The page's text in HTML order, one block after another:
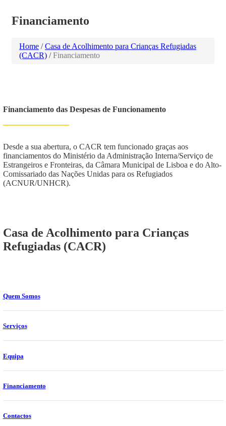
Financiamento
Home / Casa de Acolhimento para Crianças Refugiadas
(CACR) /Financiamento
Financiamento das Despesas de Funcionamento
Desde a sua abertura, o CACR tem funcionado graças aos
financiamentos do Ministério da Administração Interna/Serviço de
Estrangeiros e Fronteiras, da Câmara Municipal de Lisboa e do Alto-
Comissariado das Nações Unidas para os Refugiados
(ACNUR/UNHCR).
Casa de Acolhimento para Crianças
Refugiadas (CACR)
Quem Somos
Serviços
Equipa
Financiamento
Contactos